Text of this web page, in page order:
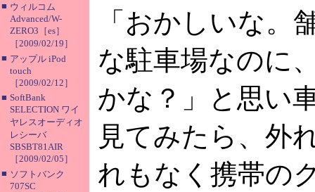
■ ウィルコム
Advanced/W-
ZERO3［es］
［2009/02/19］
■ アップル iPod
touch
［2009/02/12］
■ SoftBank
SELECTION ワイ
ヤレスオーディオ
レシーバ
SBSBT81AIR
［2009/02/05］
■ ソフトバンク
707SC
「おかしいな。
な駐車場なのに
かな？」と思い
見てみたら、外
れもなく携帯の